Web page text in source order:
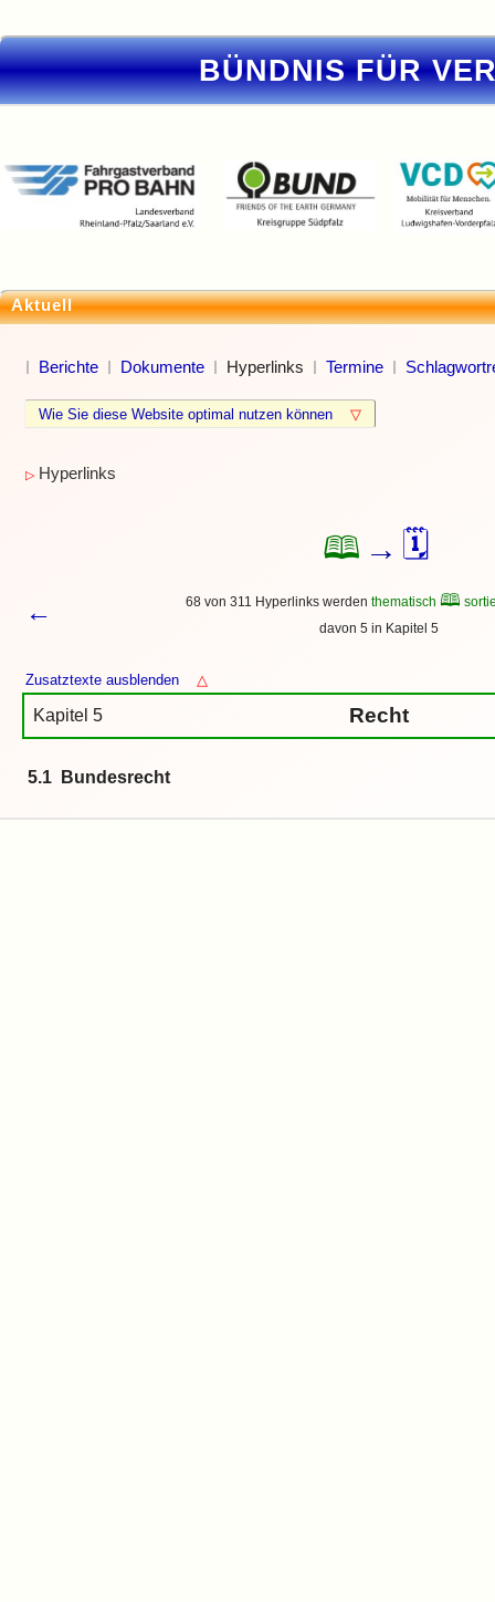
BÜNDNIS FÜR
Aktuell
Berichte Dokumente Hyperlinks Termine
Wie Sie diese Website optimal nutzen können ▽
▷ Hyperlinks
🕮 → 🗓
← 68 von 311 Hyperlinks werden thematisch 🕮
davon 5 in Kapitel 5
Zusatztexte ausblenden △
Kapitel 5 Recht
5.1 Bundesrecht